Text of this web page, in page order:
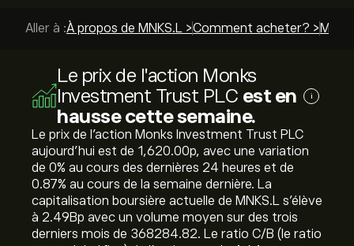
Aller à :À propos de MNKS.L >Comment acheter? >
Le prix de l'action Monks
Investment Trust PLC est en
hausse cette semaine.
i
Le prix de l'action Monks Investment Trust PLC
aujourd'hui est de 1,620.00‎p‎, avec une variation
de ‎0‎% au cours des dernières 24 heures et de
‎0.87‎% au cours de la semaine dernière. La
capitalisation boursière actuelle de MNKS.L s'élève
à 2.49B‎p‎ avec un volume moyen sur des trois
derniers mois de 368284.82. Le ratio C/B (le ratio